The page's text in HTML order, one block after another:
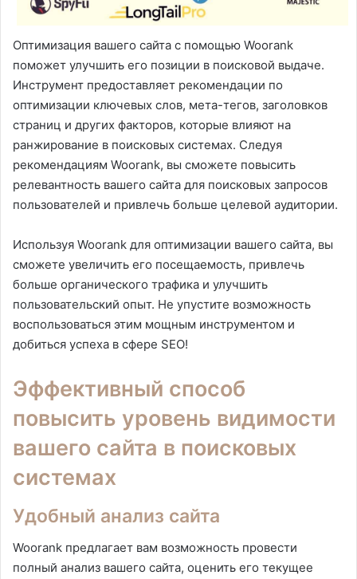
Оптимизация вашего сайта с помощью Woorank
поможет улучшить его позиции в поисковой выдаче.
Инструмент предоставляет рекомендации по
оптимизации ключевых слов, мета-тегов, заголовков
страниц и других факторов, которые влияют на
ранжирование в поисковых системах. Следуя
рекомендациям Woorank, вы сможете повысить
релевантность вашего сайта для поисковых запросов
пользователей и привлечь больше целевой аудитории.
Используя Woorank для оптимизации вашего сайта, вы
сможете увеличить его посещаемость, привлечь
больше органического трафика и улучшить
пользовательский опыт. Не упустите возможность
воспользоваться этим мощным инструментом и
добиться успеха в сфере SEO!
Эффективный способ
повысить уровень видимости
вашего сайта в поисковых
системах
Удобный анализ сайта
Woorank предлагает вам возможность провести
полный анализ вашего сайта, оценить его текущее